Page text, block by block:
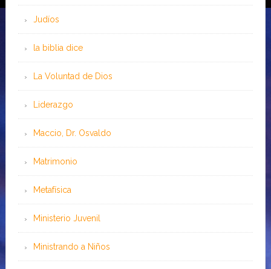
Judíos
la biblia dice
La Voluntad de Dios
Liderazgo
Maccio, Dr. Osvaldo
Matrimonio
Metafísica
Ministerio Juvenil
Ministrando a Niños